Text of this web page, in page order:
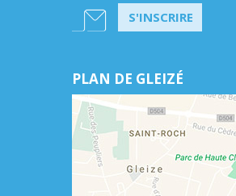
S'INSCRIRE
PLAN DE GLEIZÉ